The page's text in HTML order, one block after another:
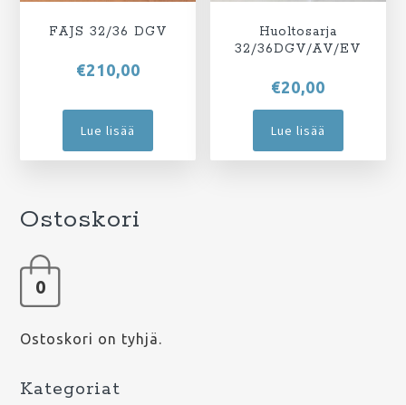
FAJS 32/36 DGV
€210,00
Lue lisää
Huoltosarja
32/36DGV/AV/EV
€20,00
Lue lisää
Ostoskori
0
Ostoskori on tyhjä.
Kategoriat